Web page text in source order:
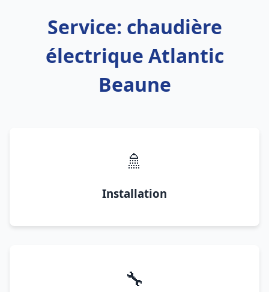
Service: chaudière
électrique Atlantic
Beaune
🚿
Installation
🔧